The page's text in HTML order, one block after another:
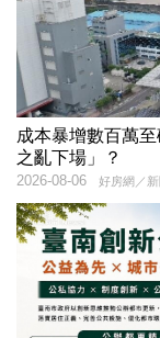
成本暴增數百萬
之亂下場」？
好房網／
2026-08-06